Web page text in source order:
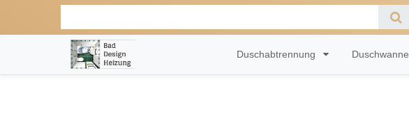
Duschabtrennung Duschwanne